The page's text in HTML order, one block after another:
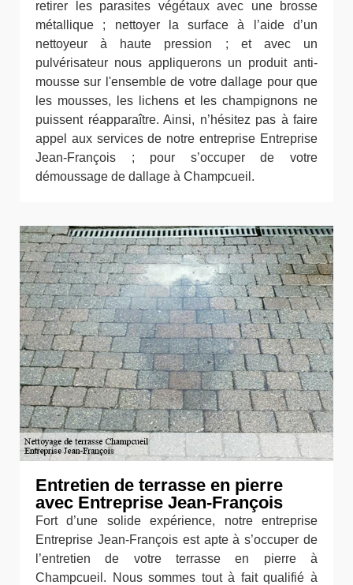
retirer les parasites végétaux avec une brosse
métallique ; nettoyer la surface à l’aide d’un
nettoyeur à haute pression ; et avec un
pulvérisateur nous appliquerons un produit anti-
mousse sur l'ensemble de votre dallage pour que
les mousses, les lichens et les champignons ne
puissent réapparaître. Ainsi, n’hésitez pas à faire
appel aux services de notre entreprise Entreprise
Jean-François ; pour s’occuper de votre
démoussage de dallage à Champcueil.
Entretien de terrasse en pierre
avec Entreprise Jean-François
Fort d’une solide expérience, notre entreprise
Entreprise Jean-François est apte à s’occuper de
l’entretien de votre terrasse en pierre à
Champcueil. Nous sommes tout à fait qualifié à